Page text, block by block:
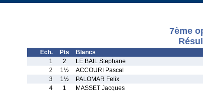
7ème
Ech. Pts Blancs
1
2 LE BAIL Stephane
2
1½ ACCOURI Pascal
3
1½ PALOMAR Felix
4
1 MASSET Jacques